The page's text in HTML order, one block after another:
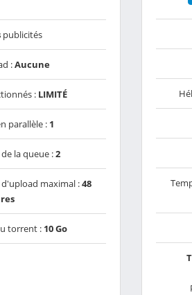
publicités
:Aucune
: LIMITÉ
parallèle : 1
la queue :2
maximal :48
torrent : 10 Go